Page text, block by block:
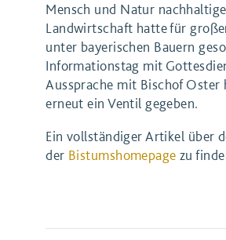
Mensch und Natur
Landwirtschaft hatte für
unter bayerischen Bauern
Informationstag mit
Aussprache mit Bischof Oster
erneut ein Ventil gegeben.
Ein vollständiger Artikel über
der Bistumshomepage zu